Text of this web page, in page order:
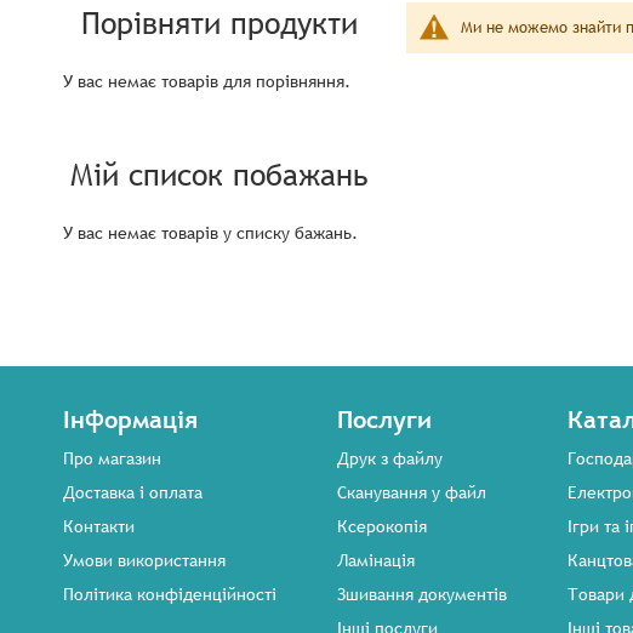
Ми не можемо знайти
Порівняти продукти
У вас немає товарів для порівняння.
Мій список побажань
У вас немає товарів у списку бажань.
Інформація
Про магазин
Доставка і оплата
Контакти
Умови використання
Політика конфіденційності
Послуги
Друк з файлу
Сканування у файл
Ксерокопія
Ламінація
Зшивання документів
Інші послуги
Ігри та
Товари
Інші